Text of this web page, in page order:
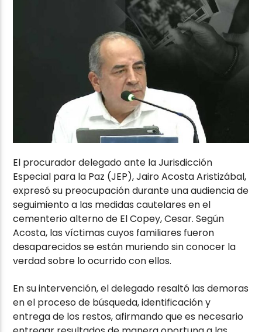
El procurador delegado ante la Jurisdicción
Especial para la Paz (JEP), Jairo Acosta Aristizábal,
expresó su preocupación durante una audiencia de
seguimiento a las medidas cautelares en el
cementerio alterno de El Copey, Cesar. Según
Acosta, las víctimas cuyos familiares fueron
desaparecidos se están muriendo sin conocer la
verdad sobre lo ocurrido con ellos.
En su intervención, el delegado resaltó las demoras
en el proceso de búsqueda, identificación y
entrega de los restos, afirmando que es necesario